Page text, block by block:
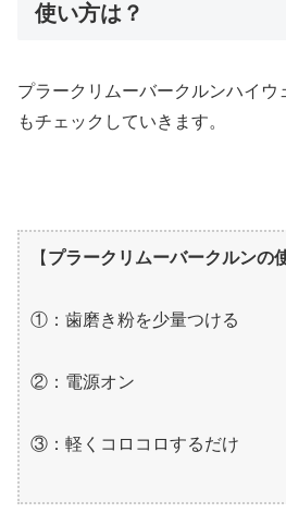
使い方は？
プラークリムーバークルンハイウ
もチェックしていきます。
【 プラークリムーバークルンの
①：歯磨き粉を少量つける
②：電源オン
③：軽くコロコロするだけ